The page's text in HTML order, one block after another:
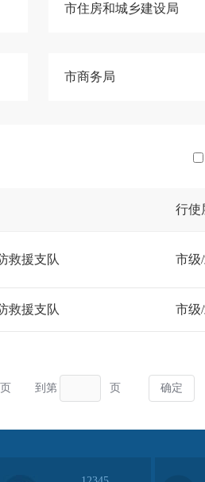
市住房和城乡建设局
市商务局